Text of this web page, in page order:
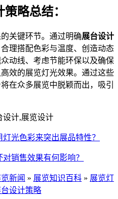
略总结：
关键环节。通过明确展台设计
理搭配色彩与温度、创造动态
动线、考虑节能环保以及确保
效的展览灯光效果。通过这些
在众多展览中脱颖而出，吸引
设计,展览设计
光色彩来突出展品特性？
销售效果有何影响？
新闻 » 展览知识百科 » 展览灯
设计策略